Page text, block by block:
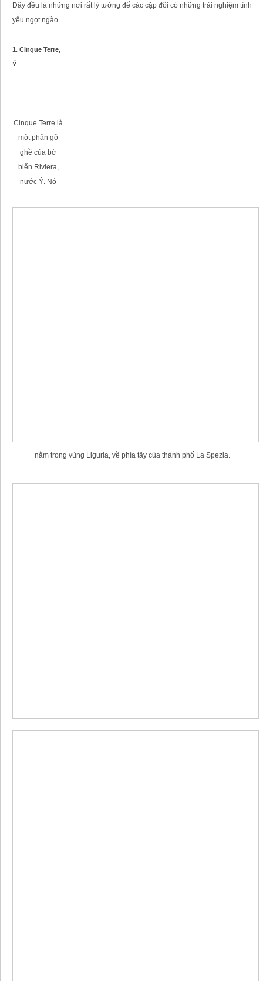
Đây đều là những nơi rất lý tưởng để các cặp đôi có những trải nghiệm tình
yêu ngọt ngào.
1. Cinque Terre,
Ý
Cinque Terre là
một phần gồ
ghề của bờ
biển Riviera,
nước Ý. Nó
nằm trong vùng Liguria, về phía tây của thành phố La Spezia.